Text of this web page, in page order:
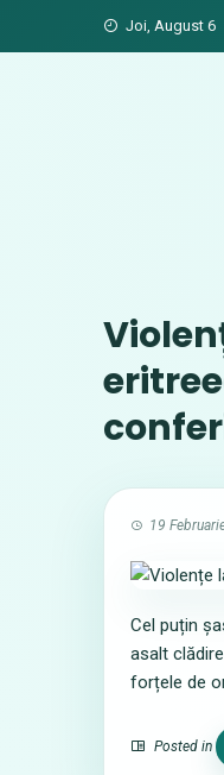
Joi, August 6
19
Cel puțin
asalt
forțele de
Posted in